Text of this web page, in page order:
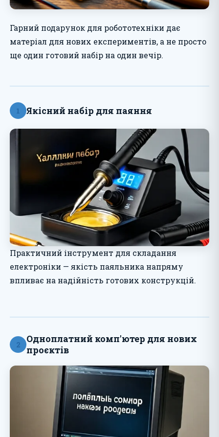
Гарний подарунок для робототехніки дає
матеріал для нових експериментів, а не просто
ще один готовий набір на один вечір.
1 Якісний набір для паяння
Практичний інструмент для складання
електроніки — якість паяльника напряму
впливає на надійність готових конструкцій.
2
Одноплатний комп'ютер для нових
проєктів